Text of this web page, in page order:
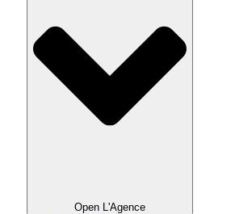
Open L'Agence